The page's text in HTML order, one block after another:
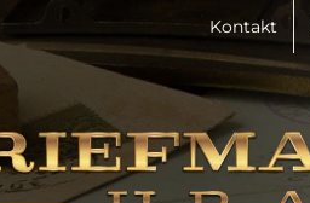
Kontakt